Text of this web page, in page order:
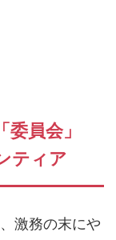
員会」
ティア
激務の末にや